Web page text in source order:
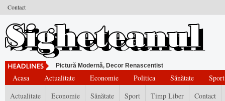
Contact
Pictură Modernă, Decor Renascentist
Acasa Actualitate Economie Politica Sănătate
Sport
Actualitate
Economie Sănătate Sport Timp Liber Contact